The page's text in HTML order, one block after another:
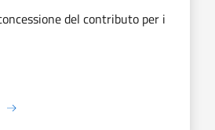
del contributo per i